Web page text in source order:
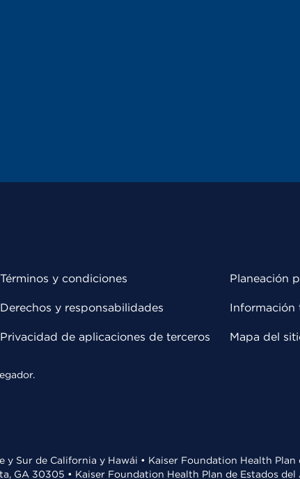
Términos y condiciones
Derechos y responsabilidades
Privacidad de aplicaciones de terceros
Planeación
Información
Mapa del
Sur de California y Hawái • Kaiser Foundation Health Plan
GA 30305 • Kaiser Foundation Health Plan de Estados